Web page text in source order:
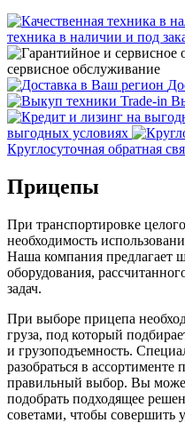
техника в наличии и под
сервисное обслуживание
выгодных условиях
Круглосуточная обратная
Прицепы
При транспортировке
необходимость
Наша компания предлагает
оборудования,
задач.
При выборе прицепа
груза, под который
и грузоподъемность.
разобраться в
правильный выбор. Вы
подобрать подходящее
советами, чтобы совершить